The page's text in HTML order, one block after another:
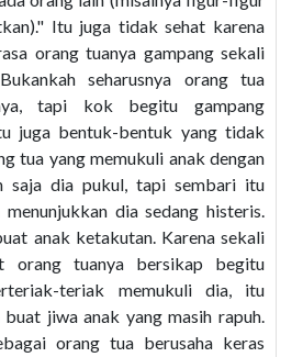
Itu juga tidak sehat karena
orang tuanya gampang sekali
seharusnya orang tua
tapi kok begitu gampang
juga bentuk-bentuk yang tidak
tua yang memukuli anak dengan
saja dia pukul, tapi sembari itu
dia sedang histeris.
anak ketakutan. Karena sekali
orang tuanya bersikap begitu
teriak memukuli dia, itu
jiwa anak yang masih rapuh.
orang tua berusaha keras